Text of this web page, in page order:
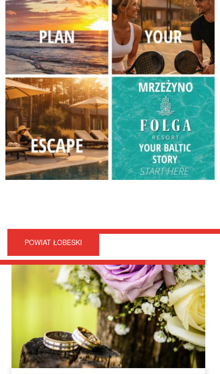
POWIAT ŁOBESKI